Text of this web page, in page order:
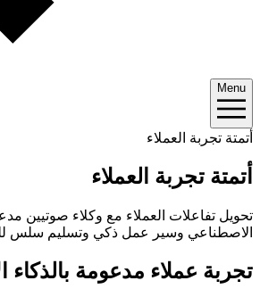
Menu
أتمتة تجربة العملاء
أتمتة تجربة العملاء
تحويل تفاعلات العملاء مع وكلاء صوتيين
الاصطناعي وسير عمل ذكي وتسليم سلس
تجربة عملاء مدعومة بالذكاء